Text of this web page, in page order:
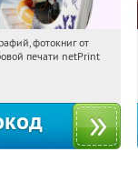
Получили:
фотокниг от
печати netPrint